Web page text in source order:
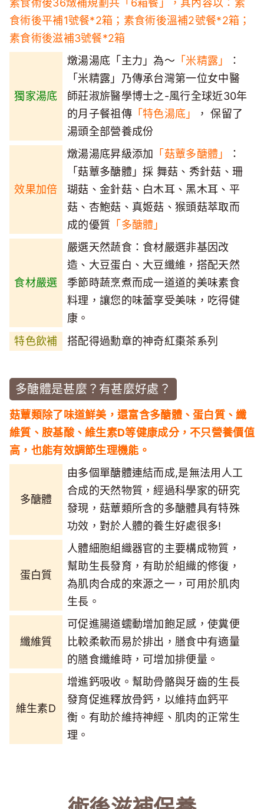
素食術後36燉補規劃共「6箱餐」，其內容以：素
食術後平補1號餐*2箱；素食術後溫補2號餐*2箱；
素食術後滋補3號餐*2箱
獨家湯底
燉湯湯底「主力」為～ 「米精露」
：
「米精露」乃傳承台灣第一位女中醫
師莊淑旂醫學博士之-風行全球近30年
的月子餐祖傳「特色湯底」
， 保留了
湯頭全部營養成份
效果加倍
燉湯湯底昇級添加 「菇蕈多醣體」
：
「菇蕈多醣體」採 舞菇、秀針菇、珊
瑚菇、金針菇、白木耳、黑木耳、平
菇、杏鮑菇、真姬菇、猴頭菇萃取而
成的優質 「多醣體」
食材嚴選
嚴選天然蔬食：食材嚴選非基因改
造、大豆蛋白、大豆纖維，搭配天然
季節時蔬烹煮而成一道道的美味素食
料理，讓您的味蕾享受美味，吃得健
康。
特色飲補
搭配得過勳章的神奇紅棗茶系列
多醣體是甚麼？有甚麼好處？
菇蕈類除了味道鮮美，還富含多醣體、蛋白質、纖
維質、胺基酸、維生素D等健康成分，不只營養價值
高，也能有效調節生理機能。
多醣體
由多個單醣體連結而成,是無法用人工
合成的天然物質，經過科學家的研究
發現，菇蕈類所含的多醣體具有特殊
功效，對於人體的養生好處很多!
蛋白質
人體細胞組織器官的主要構成物質，
幫助生長發育，有助於組織的修復，
為肌肉合成的來源之一，可用於肌肉
生長。
纖維質
可促進腸道蠕動增加飽足感，使糞便
比較柔軟而易於排出，膳食中有適量
的膳食纖維時，可增加排便量。
維生素D
增進鈣吸收。幫助骨骼與牙齒的生長
發育促進釋放骨鈣，以維持血鈣平
衡。有助於維持神經、肌肉的正常生
理。